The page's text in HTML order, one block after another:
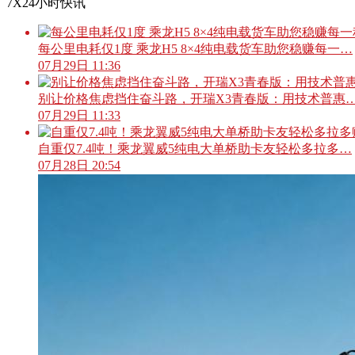
7X24小时快讯
每公里电耗仅1度 乘龙H5 8×4纯电载货车助您稳赚每一…
07月29日 11:36
别让价格焦虑挡住奋斗路，开瑞X3青春版：用技术普惠
07月29日 11:33
自重仅7.4吨！乘龙翼威5纯电大单桥助卡友轻松多拉多…
07月28日 20:54